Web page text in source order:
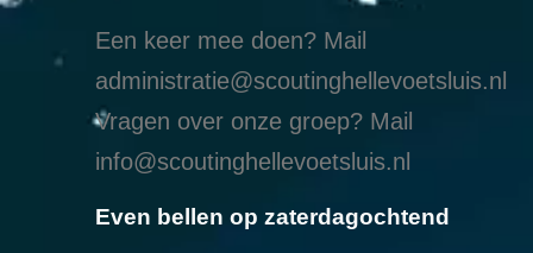
Een keer mee doen? Mail
administratie@scoutinghellevoetsluis.nl
Vragen over onze groep? Mail
info@scoutinghellevoetsluis.nl
Even bellen op zaterdagochtend